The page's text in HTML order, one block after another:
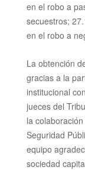
en el robo a
secuestros;
en el robo a
La obtención
gracias a la
institucional
jueces del
la
Seguridad
equipo
sociedad